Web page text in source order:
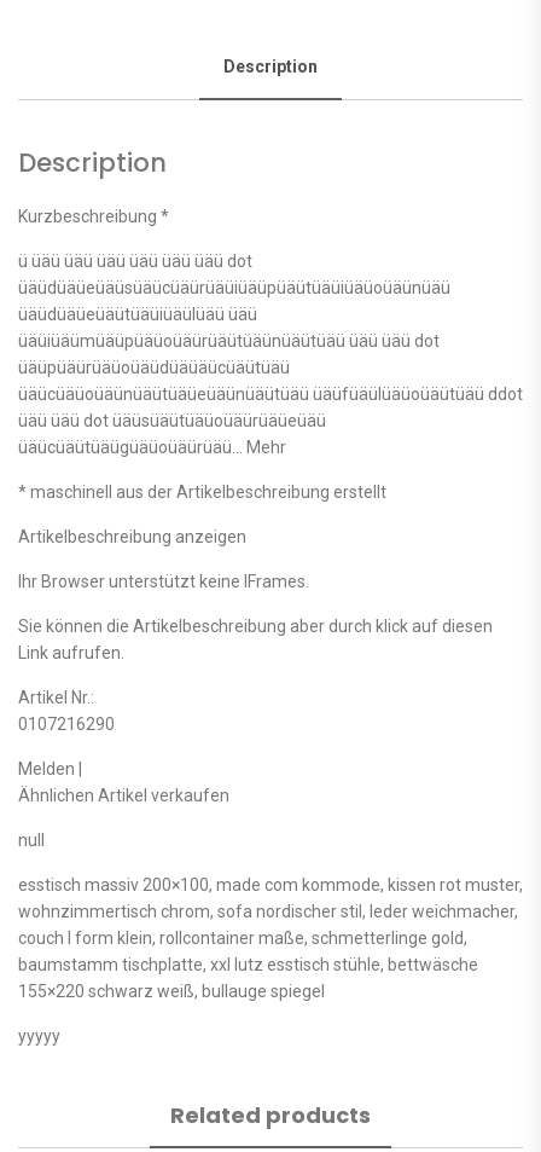
Description
Description
Kurzbeschreibung *
ü üäü üäü üäü üäü üäü üäü dot
üäüdüäüeüäüsüäücüäürüäüiüäüpüäütüäüiüäüoüäünüäü
üäüdüäüeüäütüäüiüäülüäü üäü
üäüiüäümüäüpüäüoüäürüäütüäünüäütüäü üäü üäü dot
üäüpüäürüäüoüäüdüäüäücüäütüäü
üäücüäüoüäünüäütüäüeüäünüäütüäü üäüfüäülüäüoüäütüäü ddot
üäü üäü dot üäüsüäütüäüoüäürüäüeüäü
üäücüäütüäügüäüoüäürüäü… Mehr
* maschinell aus der Artikelbeschreibung erstellt
Artikelbeschreibung anzeigen
Ihr Browser unterstützt keine IFrames.
Sie können die Artikelbeschreibung aber durch klick auf diesen
Link aufrufen.
Artikel Nr.:
0107216290
Melden |
Ähnlichen Artikel verkaufen
null
esstisch massiv 200×100, made com kommode, kissen rot muster,
wohnzimmertisch chrom, sofa nordischer stil, leder weichmacher,
couch l form klein, rollcontainer maße, schmetterlinge gold,
baumstamm tischplatte, xxl lutz esstisch stühle, bettwäsche
155×220 schwarz weiß, bullauge spiegel
yyyyy
Related products